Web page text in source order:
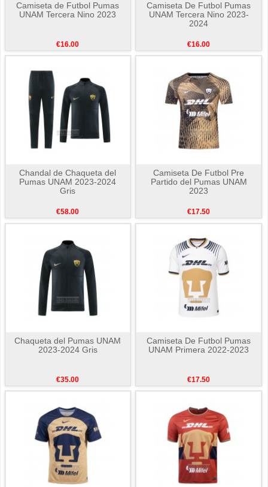
Camiseta de Futbol Pumas
UNAM Tercera Nino 2023
€16.00
Camiseta De Futbol Pumas
UNAM Tercera Nino 2023-
2024
€16.00
Chandal de Chaqueta del
Pumas UNAM 2023-2024
Gris
€58.00
Camiseta De Futbol Pre
Partido del Pumas UNAM
2023
€17.50
Chaqueta del Pumas UNAM
2023-2024 Gris
€35.00
Camiseta De Futbol Pumas
UNAM Primera 2022-2023
€17.50